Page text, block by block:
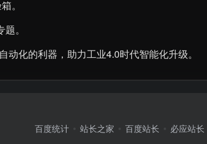
。
。
化的利器，助力工业4.0时代智能化升级。
百度统计 站长之家 百度站长 必应站长